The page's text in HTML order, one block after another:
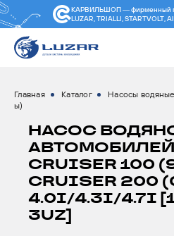
КАРВИЛЬШОП — фирменный
LUZAR, TRIALLI, STARTVOLT,
Главная Каталог Насосы водяные
ы)
НАСОС
АВТОМОБИЛЕЙ
CRUISER 100
CRUISER 200
4.0I/4.3I/4.7I
3UZ]